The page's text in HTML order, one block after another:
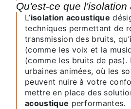
Qu'est-ce que
L’isolation acoustique
techniques permettant de
transmission des bruits,
(comme les voix et la
(comme les bruits de pas).
urbaines animées, où les
peuvent nuire à votre
mettre en place des
acoustique performantes.